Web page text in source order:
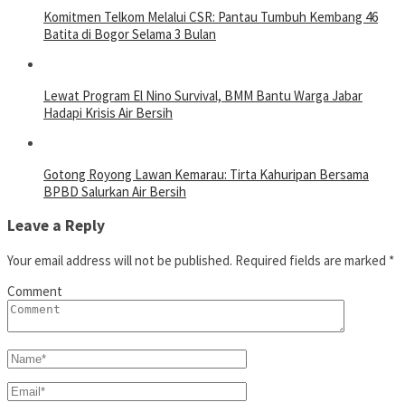
Komitmen Telkom Melalui CSR: Pantau Tumbuh Kembang 46
Batita di Bogor Selama 3 Bulan
Lewat Program El Nino Survival, BMM Bantu Warga Jabar
Hadapi Krisis Air Bersih
Gotong Royong Lawan Kemarau: Tirta Kahuripan Bersama
BPBD Salurkan Air Bersih
Leave a Reply
Your email address will not be published. Required fields are marked *
Comment